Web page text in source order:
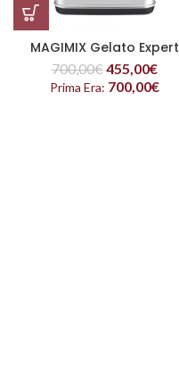
MAGIMIX Gelato Expert
700,00€455,00€
Prima Era: 700,00€